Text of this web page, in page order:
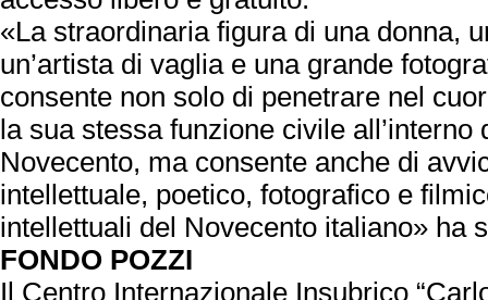
«La straordinaria figura di una donna,
un’artista di vaglia e una grande
consente non solo di penetrare nel
la sua stessa funzione civile
Novecento, ma consente anche di
intellettuale, poetico, fotografico e
intellettuali del Novecento italiano» ha
FONDO POZZI
Il Centro Internazionale Insubrico